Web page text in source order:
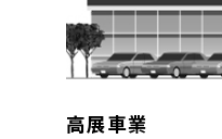
高展車業